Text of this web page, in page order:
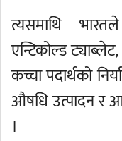
त्यसमाथि
एन्टिकोल्ड
कच्चा पदार्थको
औषधि उत्पादन र
।